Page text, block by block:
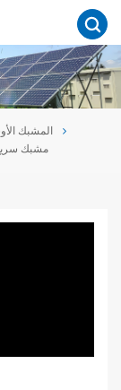
المشبك
مشبك